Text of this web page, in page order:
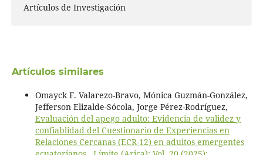
Artículos de Investigación
Artículos similares
Omayck F. Valarezo-Bravo, Mónica Guzmán-González,
Jefferson Elizalde-Sócola, Jorge Pérez-Rodríguez,
Evaluación del apego adulto: Evidencia de validez y
confiablidad del Cuestionario de Experiencias en
Relaciones Cercanas (ECR-12) en adultos emergentes